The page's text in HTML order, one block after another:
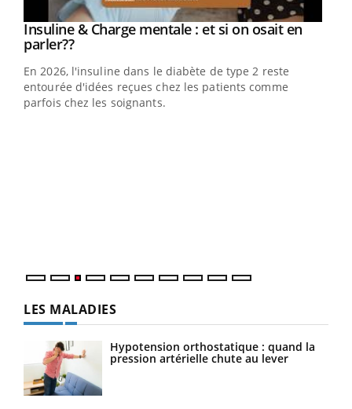
Youtube
Insuline & Charge mentale : et si on osait en
parler??Youtube
En 2026, l'insuline dans le diabète de type 2 reste
entourée d'idées reçues chez les patients comme
parfois chez les soignants.
LES MALADIES
Hypotension orthostatique : quand la
pression artérielle chute au lever